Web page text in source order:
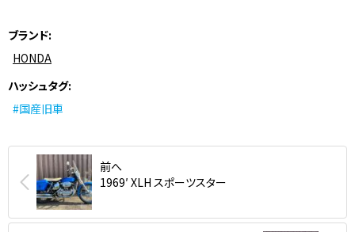
ブランド
HONDA
ハッシュタグ
#国産旧車
前へ
1969′ XLH スポーツスター